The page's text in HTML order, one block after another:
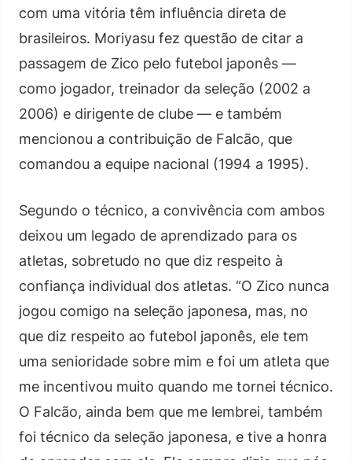
com uma vitória têm influência direta de
brasileiros. Moriyasu fez questão de citar a
passagem de Zico pelo futebol japonês —
como jogador, treinador da seleção (2002 a
2006) e dirigente de clube — e também
mencionou a contribuição de Falcão, que
comandou a equipe nacional (1994 a 1995).
Segundo o técnico, a convivência com ambos
deixou um legado de aprendizado para os
atletas, sobretudo no que diz respeito à
confiança individual dos atletas. “O Zico nunca
jogou comigo na seleção japonesa, mas, no
que diz respeito ao futebol japonês, ele tem
uma senioridade sobre mim e foi um atleta que
me incentivou muito quando me tornei técnico.
O Falcão, ainda bem que me lembrei, também
foi técnico da seleção japonesa, e tive a honra